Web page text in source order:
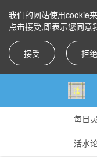
我们的网站使用cookie
点击接受,即表示您同意
接受 拒绝
每日
活水